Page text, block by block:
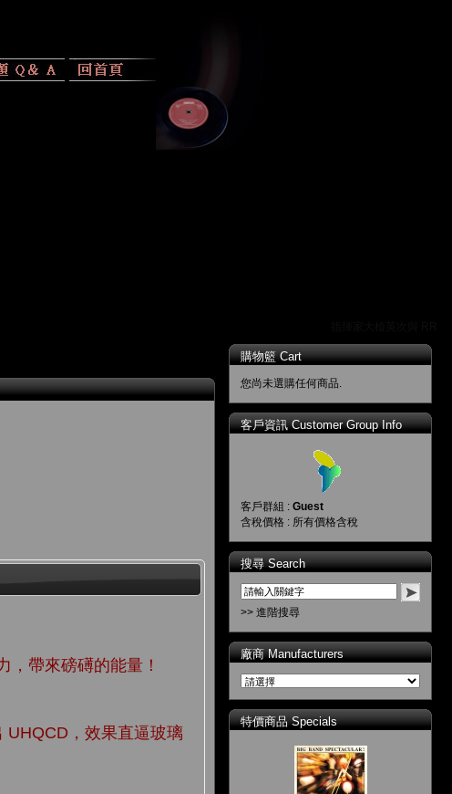
帶來磅礡的能量！
，效果直逼玻璃
購物籃 Cart
您尚未選購任何商品.
客戶資訊 Customer Group Info
客戶群組 : Guest
含稅價格 : 所有價格含稅
搜尋 Search
>> 進階搜尋
廠商 Manufacturers
特價商品 Specials